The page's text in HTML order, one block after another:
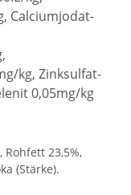
Calciumjodat-
kg, Zinksulfat-
0,05mg/kg
Rohfett 23,5%,
(Stärke).